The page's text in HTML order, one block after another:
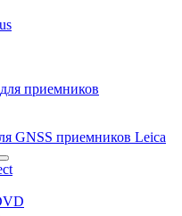
приемников
GNSS приемников Leica